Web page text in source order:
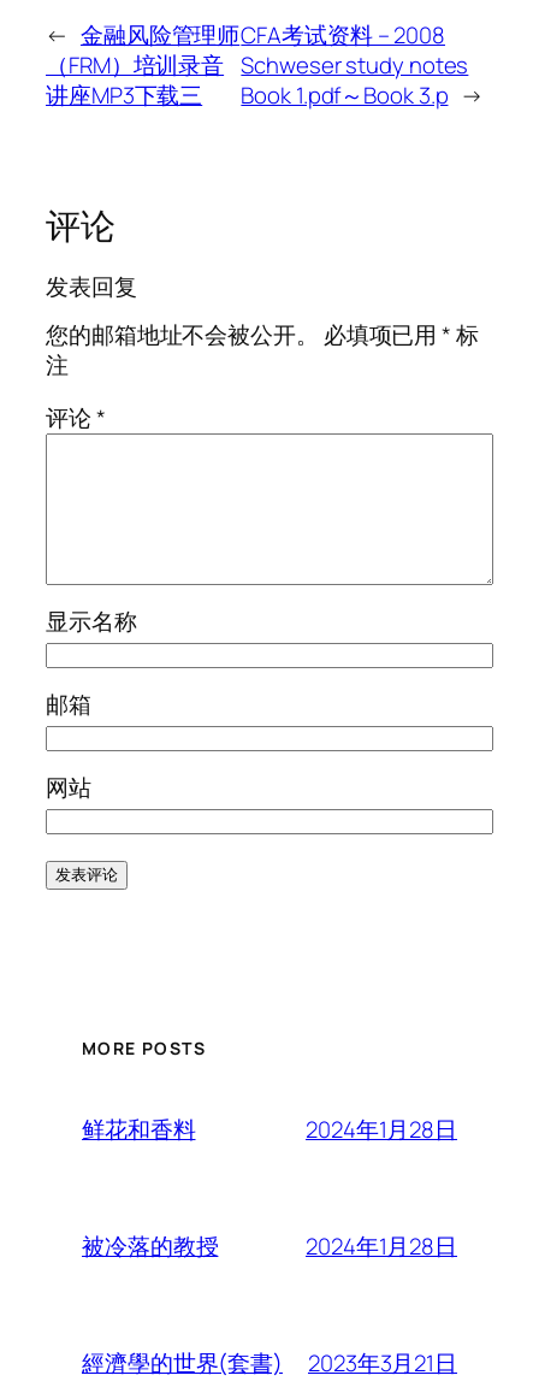
← 金融风险管理师
（FRM）培训录音
讲座MP3下载三
CFA考试资料 – 2008
Schweser study notes
Book 1.pdf～Book 3.p →
评论
发表回复
您的邮箱地址不会被公开。
必填项已用*标
注
评论*
显示名称
邮箱
网站
MORE POSTS
鲜花和香料 2024年1月28日
被冷落的教授 2024年1月28日
經濟學的世界(套書) 2023年3月21日